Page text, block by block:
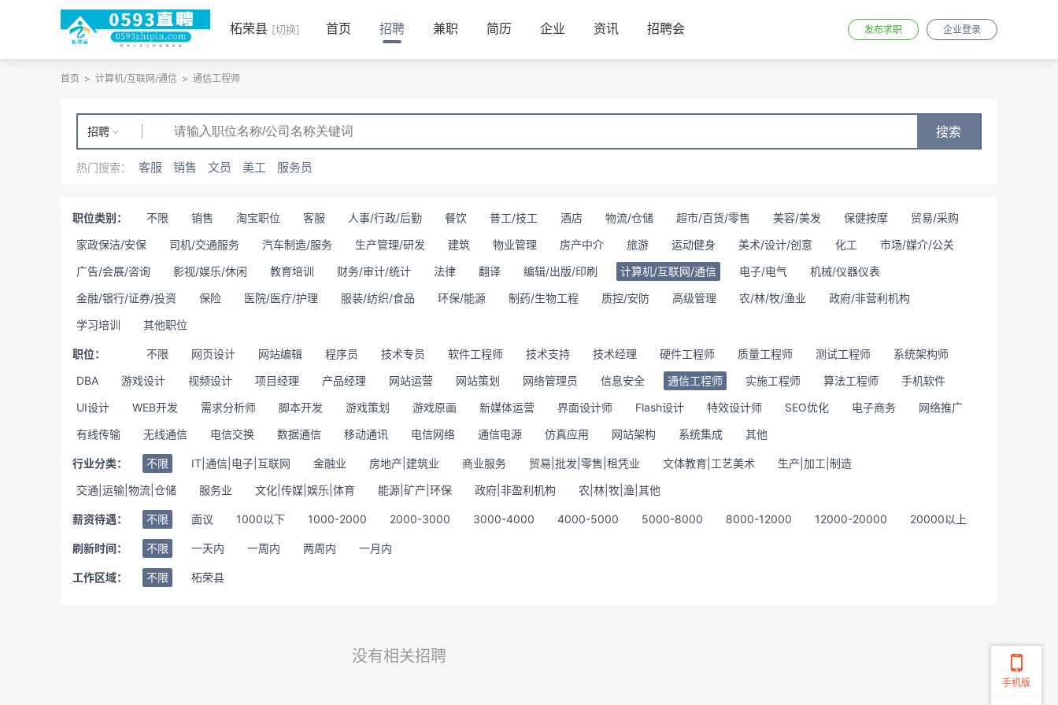
柘荣县 [切换] 首页 招聘 兼职 简历 企业 资讯 招聘会 发布求职 企业登录
首页 > 计算机/互联网/通信 > 通信工程师
招聘 搜索
热门搜索： 客服 销售 文员 美工 服务员
职位类别： 不限 销售 淘宝职位 客服 人事/行政/后勤 餐饮 普工/技工 酒店 物流/仓储 超市/百货/零售 美容/美发 保健按摩
贸易/采购
家政保洁/安保
司机/交通服务 汽车制造/服务 生产管理/研发 建筑 物业管理 房产中介 旅游 运动健身 美术/设计/创意 化工
市场/媒介/公关
广告/会展/咨询
影视/娱乐/休闲 教育培训 财务/审计/统计 法律 翻译 编辑/出版/印刷 计算机/互联网/通信 电子/电气
机械/仪器仪表
金融/银行/证券/投资
保险 医院/医疗/护理 服装/纺织/食品 环保/能源 制药/生物工程 质控/安防 高级管理 农/林/牧/渔业
政府/非营利机构
学习培训
其他职位
职位： 不限 网页设计 网站编辑 程序员 技术专员 软件工程师 技术支持 技术经理 硬件工程师 质量工程师 测试工程师
系统架构师
DBA
游戏设计 视频设计 项目经理 产品经理 网站运营 网站策划 网络管理员 信息安全 通信工程师 实施工程师 算法工程师
手机软件
UI设计
WEB开发 需求分析师 脚本开发 游戏策划 游戏原画 新媒体运营 界面设计师 Flash设计 特效设计师 SEO优化 电子商务
网络推广
有线传输
无线通信 电信交换 数据通信 移动通讯 电信网络 通信电源 仿真应用 网站架构 系统集成 其他
行业分类： 不限 IT|通信|电子|互联网 金融业 房地产|建筑业 商业服务 贸易|批发|零售|租凭业 文体教育|工艺美术
生产|加工|制造
交通|运输|物流|仓储
服务业 文化|传媒|娱乐|体育 能源|矿产|环保 政府|非盈利机构 农|林|牧|渔|其他
薪资待遇： 不限 面议 1000以下 1000-2000 2000-3000 3000-4000 4000-5000 5000-8000 8000-12000 12000-20000 20000以上
刷新时间： 不限 一天内 一周内 两周内 一月内
工作区域： 不限 柘荣县
没有相关招聘
手机版